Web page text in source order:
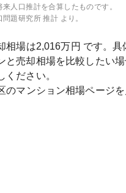
来人口推計を合算したものです。
題研究所 推計 より。
相場は2,016万円 です。具
と売却相場を比較したい
ください。
のマンション相場ページを